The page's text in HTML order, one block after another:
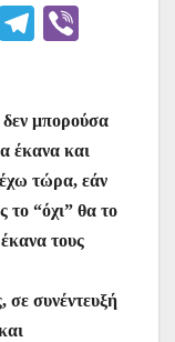
M T
gr
a
m
δεν μπορούσα
έκανα και
τώρα, εάν
το “όχι” θα το
τους
συνέντευξή